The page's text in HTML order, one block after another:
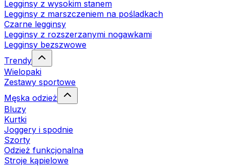
Legginsy z wysokim stanem
Legginsy z marszczeniem na pośladkach
Czarne legginsy
Legginsy z rozszerzanymi nogawkami
Legginsy bezszwowe
Trendy
Wielopaki
Zestawy sportowe
Męska odzież
Bluzy
Kurtki
Joggery i spodnie
Szorty
Odzież funkcjonalna
Stroje kąpielowe